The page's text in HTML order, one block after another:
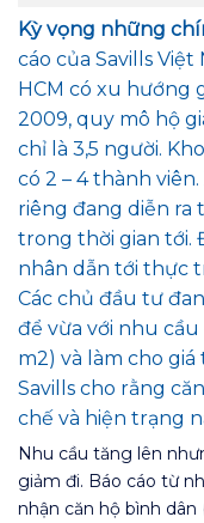
Kỳ vọng những
cáo của Savills
HCM có xu hướng
2009, quy mô hộ
chỉ là 3,5 người.
có 2 – 4 thành
riêng đang diễn ra
trong thời gian tới.
nhân dẫn tới thực
Các chủ đầu tư
để vừa với nhu cầu
m2) và làm cho
Savills cho rằng
chế và hiện trạng
Nhu cầu tăng lên
giảm đi. Báo cáo từ
nhận căn hộ bình